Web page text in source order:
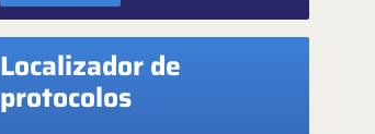
Localizador de
protocolos